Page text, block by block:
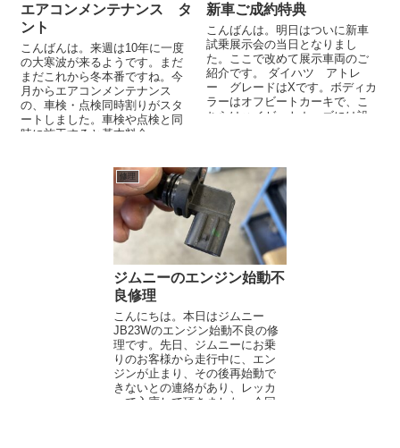
エアコンメンテナンス タ
ント
こんばんは。来週は10年に一度
の大寒波が来るようです。まだ
まだこれから冬本番ですね。今
月からエアコンメンテナンス
の、車検・点検同時割りがスタ
ートしました。車検や点検と同
時に施工すると基本料金
新車ご成約特典
こんばんは。明日はついに新車
試乗展示会の当日となりまし
た。ここで改めて展示車両のご
紹介です。 ダイハツ アトレ
ー グレードはXです。ボディカ
ラーはオフビートカーキで、こ
ちらはハイゼットカーゴには設
修理
ジムニーのエンジン始動不
良修理
こんにちは。本日はジムニー
JB23Wのエンジン始動不良の修
理です。先日、ジムニーにお乗
りのお客様から走行中に、エン
ジンが止まり、その後再始動で
きないとの連絡があり、レッカ
ーで入庫して頂きました。今回